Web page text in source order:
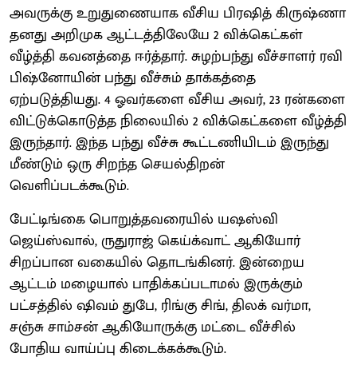
அவருக்கு உறுதுணையாக வீசிய பிரஷித் கிருஷ்ணா
தனது அறிமுக ஆட்டத்திலேயே 2 விக்கெட்கள்
வீழ்த்தி கவனத்தை ஈர்த்தார். சுழற்பந்து வீச்சாளர் ரவி
பிஷ்னோயின் பந்து வீச்சும் தாக்கத்தை
ஏற்படுத்தியது. 4 ஓவர்களை வீசிய அவர், 23 ரன்களை
விட்டுக்கொடுத்த நிலையில் 2 விக்கெட்களை வீழ்த்தி
இருந்தார். இந்த பந்து வீச்சு கூட்டணியிடம் இருந்து
மீண்டும் ஒரு சிறந்த செயல்திறன்
வெளிப்படக்கூடும்.
பேட்டிங்கை பொறுத்தவரையில் யஷஸ்வி
ஜெய்ஸ்வால், ருதுராஜ் கெய்க்வாட் ஆகியோர்
சிறப்பான வகையில் தொடங்கினர். இன்றைய
ஆட்டம் மழையால் பாதிக்கப்படாமல் இருக்கும்
பட்சத்தில் ஷிவம் துபே, ரிங்கு சிங், திலக் வர்மா,
சஞ்சு சாம்சன் ஆகியோருக்கு மட்டை வீச்சில்
போதிய வாய்ப்பு கிடைக்கக்கூடும்.